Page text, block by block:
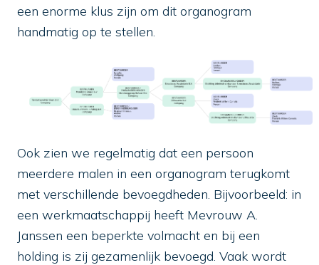
een enorme klus zijn om dit organogram
handmatig op te stellen.
Ook zien we regelmatig dat een persoon
meerdere malen in een organogram terugkomt
met verschillende bevoegdheden. Bijvoorbeeld: in
een werkmaatschappij heeft Mevrouw A.
Janssen een beperkte volmacht en bij een
holding is zij gezamenlijk bevoegd. Vaak wordt